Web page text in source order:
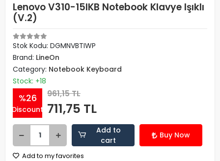
Lenovo V310-15IKB Notebook Klavye Işıklı
(V.2)
Stok Kodu: DGMNVBTIWP
Brand: LineOn
Category: Notebook Keyboard
Stock: +18
%26
Discount
961,15 TL
711,75 TL
Add to
cart
Buy Now
Add to my favorites